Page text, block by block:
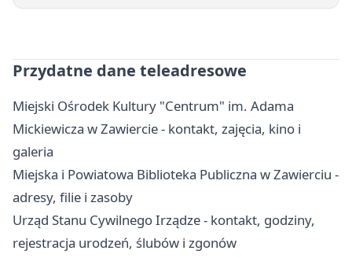
Przydatne dane teleadresowe
Miejski Ośrodek Kultury "Centrum" im. Adama
Mickiewicza w Zawiercie - kontakt, zajęcia, kino i
galeria
Miejska i Powiatowa Biblioteka Publiczna w Zawierciu -
adresy, filie i zasoby
Urząd Stanu Cywilnego Irządze - kontakt, godziny,
rejestracja urodzeń, ślubów i zgonów